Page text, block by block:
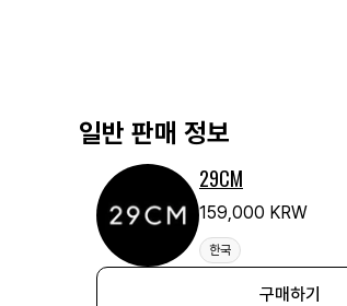
일반 판매 정보
29CM
159,000 KRW
한국
구매하기